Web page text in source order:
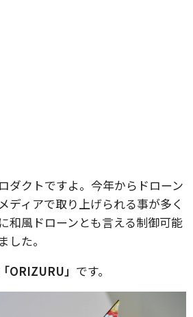
ダクトですよ。今年からドローン
ディアで取り上げられる事が多く
和風ドローンとも言える制御可能
した。
「ORIZURU」 です。